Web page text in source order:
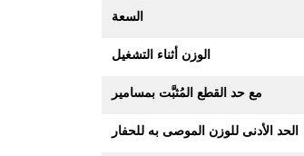
السعة
الوزن أثناء التشغيل
مع حد القطع المُثبَّت بمسامير
الحد الأدنى للوزن الموصى به للحفار